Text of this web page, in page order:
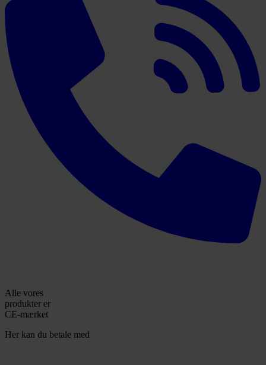
Alle vores
produkter er
CE-mærket
Her kan du betale med